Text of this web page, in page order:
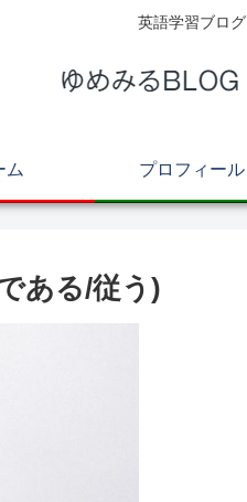
英語学習ブログ
ム プロフィール
ある/従う)